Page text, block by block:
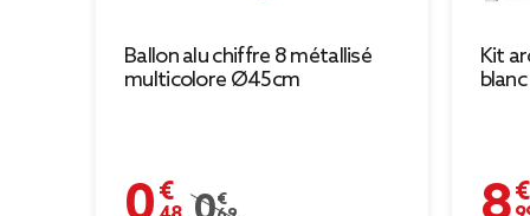
Ballon alu chiffre 8 métallisé
multicolore Ø45cm
0,48 €
Prix remisé de 0,69 € à 0,48 €
0,69 €
Kit
8,99 €